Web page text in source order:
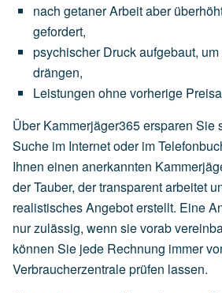
nach getanerArbeitaber
gefordert,
psychischer Druckaufgebaut, um
drängen,
Leistungen ohnevorherige
Über Kammerjäger365 ersparen Sie
Suche im Internet oder im
Ihnen einen anerkannten
der Tauber, der transparent arbeitet
realistisches Angebot erstellt. Eine
nur zulässig, wenn sie vorab
können Sie jede Rechnung immer
Verbraucherzentrale prüfen lassen.